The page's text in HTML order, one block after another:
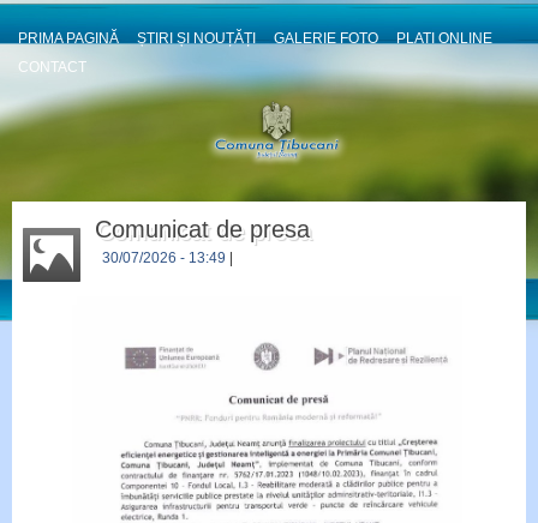
PRIMA PAGINĂ ȘTIRI ȘI NOUȚĂȚI GALERIE FOTO
PLATI ONLINE
CONTACT
Comunicat de presa
30/07/2026 - 13:49